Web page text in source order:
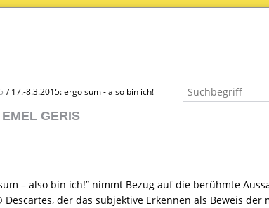
17.-8.3.2015: ergo sum - also bin ich!
GERIS
– also bin ich!” nimmt Bezug auf die berühmte
der das subjektive Erkennen als Beweis